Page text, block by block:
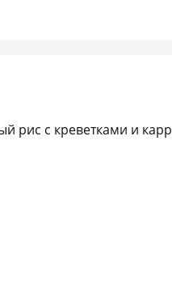
рис с креветками и